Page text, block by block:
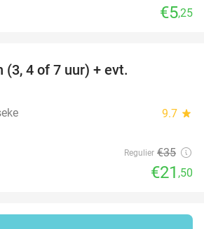
€5,25
(3, 4 of 7 uur) + evt.
9.7 star
Regulier €35
€21 ,50